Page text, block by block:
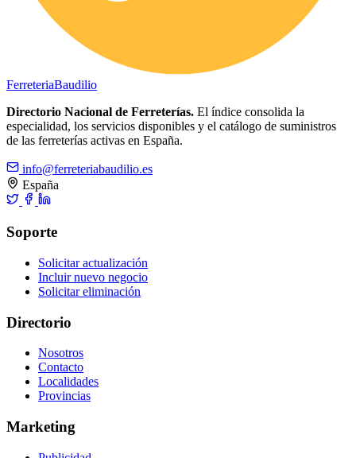
FerreteriaBaudilio
Directorio Nacional de Ferreterías. El índice consolida la
especialidad, los servicios disponibles y el catálogo de suministros
de las ferreterías activas en España.
info@ferreteriabaudilio.es
España
Soporte
Solicitar actualización
Incluir nuevo negocio
Solicitar eliminación
Directorio
Nosotros
Contacto
Localidades
Provincias
Marketing